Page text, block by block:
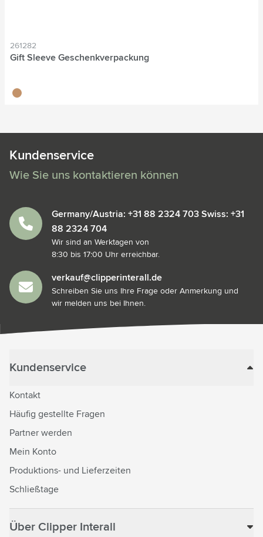
261282
Gift Sleeve Geschenkverpackung
beige
Kundenservice
Wie Sie uns kontaktieren können
Germany/Austria: +31 88 2324 703 Swiss: +31
88 2324 704
Wir sind an Werktagen von
8:30 bis 17:00 Uhr erreichbar.
verkauf@clipperinterall.de
Schreiben Sie uns Ihre Frage oder Anmerkung und
wir melden uns bei Ihnen.
Kundenservice
Kontakt
Häufig gestellte Fragen
Partner werden
Mein Konto
Produktions- und Lieferzeiten
Schließtage
Über Clipper Interall